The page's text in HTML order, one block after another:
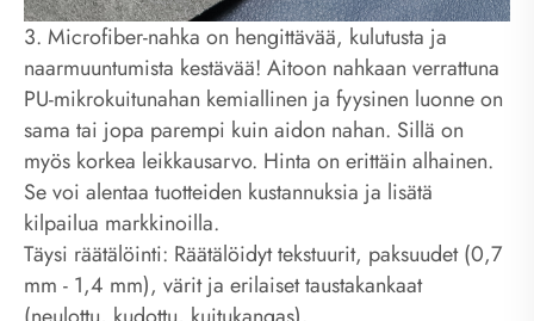
3. Microfiber-nahka on hengittävää, kulutusta ja
naarmuuntumista kestävää! Aitoon nahkaan verrattuna
PU-mikrokuitunahan kemiallinen ja fyysinen luonne on
sama tai jopa parempi kuin aidon nahan. Sillä on
myös korkea leikkausarvo. Hinta on erittäin alhainen.
Se voi alentaa tuotteiden kustannuksia ja lisätä
kilpailua markkinoilla.
Täysi räätälöinti: Räätälöidyt tekstuurit, paksuudet (0,7
mm - 1,4 mm), värit ja erilaiset taustakankaat